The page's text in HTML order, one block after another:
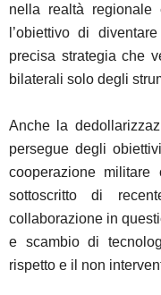
nella realtà regionale
l’obiettivo di
precisa strategia che
bilaterali solo degli
Anche la
persegue degli
cooperazione
sottoscritto di
collaborazione in
e scambio di
rispetto e il non